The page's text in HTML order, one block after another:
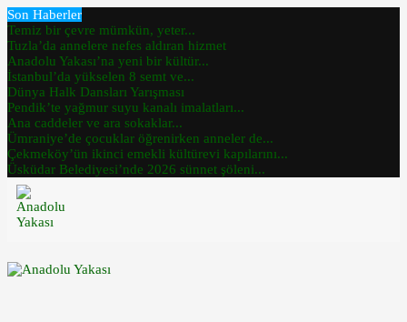
Son Haberler
Temiz bir çevre mümkün, yeter...
Tuzla’da annelere nefes aldıran hizmet
Anadolu Yakası’na yeni bir kültür...
İstanbul’da yükselen 8 semt ve...
Dünya Halk Dansları Yarışması
Pendik’te yağmur suyu kanalı imalatları...
Ana caddeler ve ara sokaklar...
Ümraniye’de çocuklar öğrenirken anneler de...
Çekmeköy’ün ikinci emekli kültürevi kapılarını...
Üsküdar Belediyesi’nde 2026 sünnet şöleni...